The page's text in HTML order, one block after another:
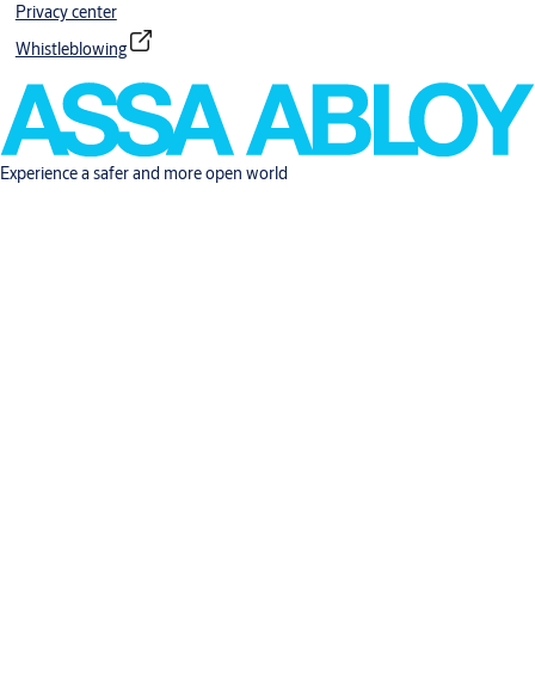
Privacy center
Whistleblowing
Experience a safer and more open world